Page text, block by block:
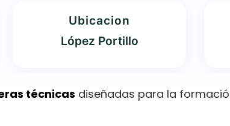
Ubicacion
López Portillo
técnicas diseñadas para la